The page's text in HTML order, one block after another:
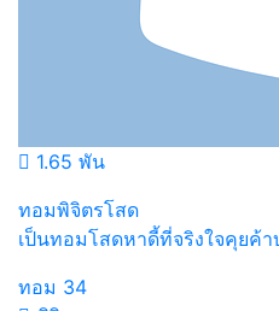
1.65 พัน
ทอมพิจิตรโสด
เป็นทอมโสดหาดี้ที่จริงใจคุยค้
ทอม 34